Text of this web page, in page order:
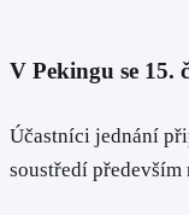
V Pekingu se 15.
Účastníci jednání
soustředí